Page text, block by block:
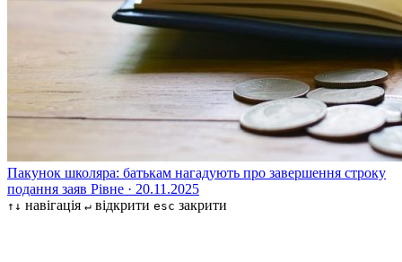
Пакунок школяра: батькам нагадують про завершення строку
подання заяв Рівне · 20.11.2025
↑↓ навігація ↵ відкрити esc закрити